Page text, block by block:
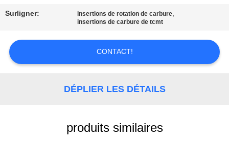
NOUVELLES
DEMANDEZ
UNE
CITATION
Surligner: insertions de rotation de carbure,
insertions de carbure de tcmt
CONTACT!
DÉPLIER LES DÉTAILS
produits similaires